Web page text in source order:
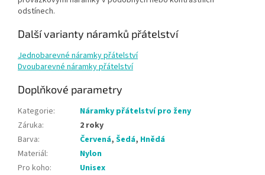
odstínech.
Další varianty náramků přátelství
Jednobarevné náramky přátelství
Dvoubarevné náramky přátelství
Doplňkové parametry
Kategorie:
Náramky přátelství pro ženy
Záruka:
2 roky
Barva: Červená, Šedá, Hnědá
Materiál:
Nylon
Pro koho:
Unisex